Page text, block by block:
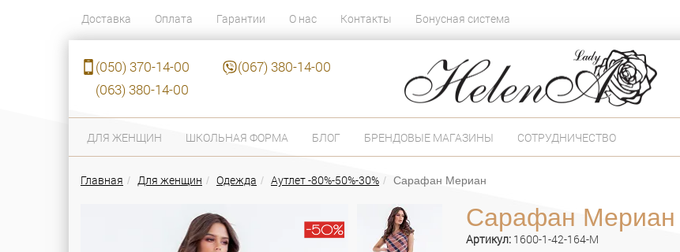
Доставка Оплата Гарантии О нас Контакты Бонусная система
(050) 370-14-00
(067) 380-14-00
(063) 380-14-00
ДЛЯ ЖЕНЩИН ШКОЛЬНАЯ ФОРМА БЛОГ БРЕНДОВЫЕ МАГАЗИНЫ СОТРУДНИЧЕСТВО
Главная Для женщин Одежда Аутлет -80%-50%-30% Сарафан Мериан
Сарафан Мериан
Артикул: 1600-1-42-164-M